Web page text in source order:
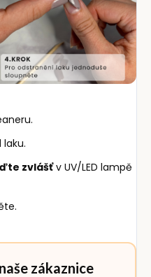
zvlášťv UV/LED lampě
zákaznice